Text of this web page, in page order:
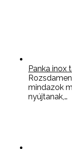
Panka inox
mindazok
nyújtanak,…